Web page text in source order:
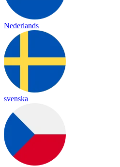
Nederlands
svenska